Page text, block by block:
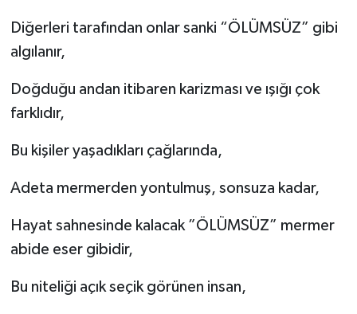
Diğerleri tarafından onlar sanki “ÖLÜMSÜZ” gibi
algılanır,
Doğduğu andan itibaren karizması ve ışığı çok
farklıdır,
Bu kişiler yaşadıkları çağlarında,
Adeta mermerden yontulmuş, sonsuza kadar,
Hayat sahnesinde kalacak ”ÖLÜMSÜZ” mermer
abide eser gibidir,
Bu niteliği açık seçik görünen insan,